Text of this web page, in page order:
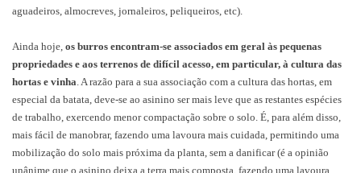
aguadeiros, almocreves, jornaleiros, peliqueiros, etc).
Ainda hoje, os burros encontram-se associados em geral às pequenas
propriedades e aos terrenos de difícil acesso, em particular, à cultura das
hortas e vinha. A razão para a sua associação com a cultura das hortas, em
especial da batata, deve-se ao asinino ser mais leve que as restantes espécies
de trabalho, exercendo menor compactação sobre o solo. É, para além disso,
mais fácil de manobrar, fazendo uma lavoura mais cuidada, permitindo uma
mobilização do solo mais próxima da planta, sem a danificar (é a opinião
unânime que o asinino deixa a terra mais composta, fazendo uma lavoura